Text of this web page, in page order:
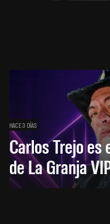
HACE 3 DÍAS
Carlos Trejo
de La Granja